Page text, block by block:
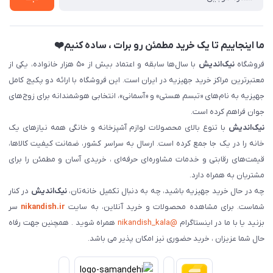
ما اینجاییم تا یک خرید مطمئن رو برات ، ساده کنیم❤️
فروشگاهنیک‌اندیش
با سال‌ها سابقه و اعتماد بیش از ۵۰ هزار خانواده، یکی از
معتبرترین مراکز خرید جهیزیه در ایران است. این فروشگاه با ارائه دو پکیج کامل
جهیزیه به نام‌های «تبسم هستی» و «آسمانی»، انتخابی هوشمندانه برای زوج‌های
جوان فراهم کرده است.
نیک‌اندیش با تنوع بالای محصولات لوازم آشپزخانه و خانگی همه نیازهای یک
خانه را در یک جا جمع کرده است. ارسال به سراسر کشور، ضمانت کیفیت کالاها،
قیمت‌های رقابتی و خدمات مشاوره‌ای حرفه‌ای ، خریدی آسان و مطمئن را برای
مشتریان به همراه دارد.
چه در حال خرید جهیزیه باشید، چه به دنبال تکمیل خانه‌تان،نیک‌اندیش در کنار
شماست. برای مشاهده محصولات و خرید آنلاین، به سایت nikandish.ir سر
بزنید یا با ما در اینستاگرام @nikandish_kala
همراه شوید . همچنین جهت رفاه
حال شما عزیزان ، خرید حضوری نیز امکان پذیر می باشد.